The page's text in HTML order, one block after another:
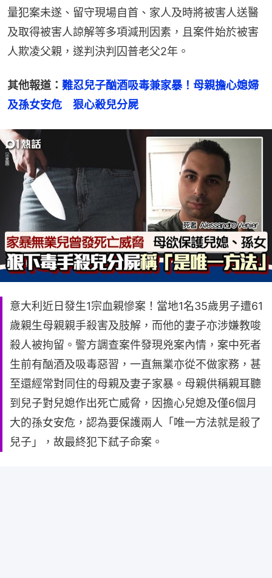
量犯案未遂、留守現場自首、家人及時將被害人送醫
及取得被害人諒解等多項減刑因素，且案件始於被害
人欺凌父親，遂判決判囚普老父2年。
其他報道： 難忍兒子酗酒吸毒兼家暴！母親擔心媳婦
及孫女安危　狠心殺兒分屍
意大利近日發生1宗血親慘案！當地1名35歲男子遭61
歲親生母親親手殺害及肢解，而他的妻子亦涉嫌教唆
殺人被拘留。警方調查案件發現兇案內情，案中死者
生前有酗酒及吸毒惡習，一直無業亦從不做家務，甚
至還經常對同住的母親及妻子家暴。母親供稱親耳聽
到兒子對兒媳作出死亡威脅，因擔心兒媳及僅6個月
大的孫女安危，認為要保護兩人「唯一方法就是殺了
兒子」，故最終犯下弒子命案。